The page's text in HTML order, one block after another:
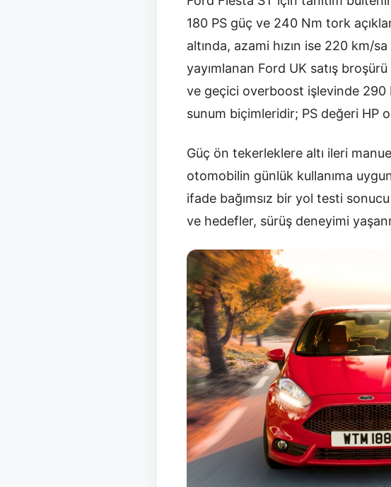
180 PS güç ve 240 Nm tork
altında, azami hızın ise 220 km/
yayımlanan Ford UK satış
ve geçici overboost işlevinde 290
sunum biçimleridir; PS değeri HP
Güç ön tekerleklere altı ileri
otomobilin günlük kullanıma
ifade bağımsız bir yol testi
ve hedefler, sürüş deneyimi